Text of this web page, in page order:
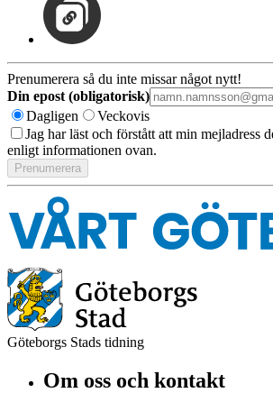
Prenumerera så du inte missar något nytt!
Din epost (obligatorisk)
Dagligen
Veckovis
Jag har läst och förstått att min mejladress
enligt informationen ovan.
Göteborgs Stads tidning
Om oss och kontakt